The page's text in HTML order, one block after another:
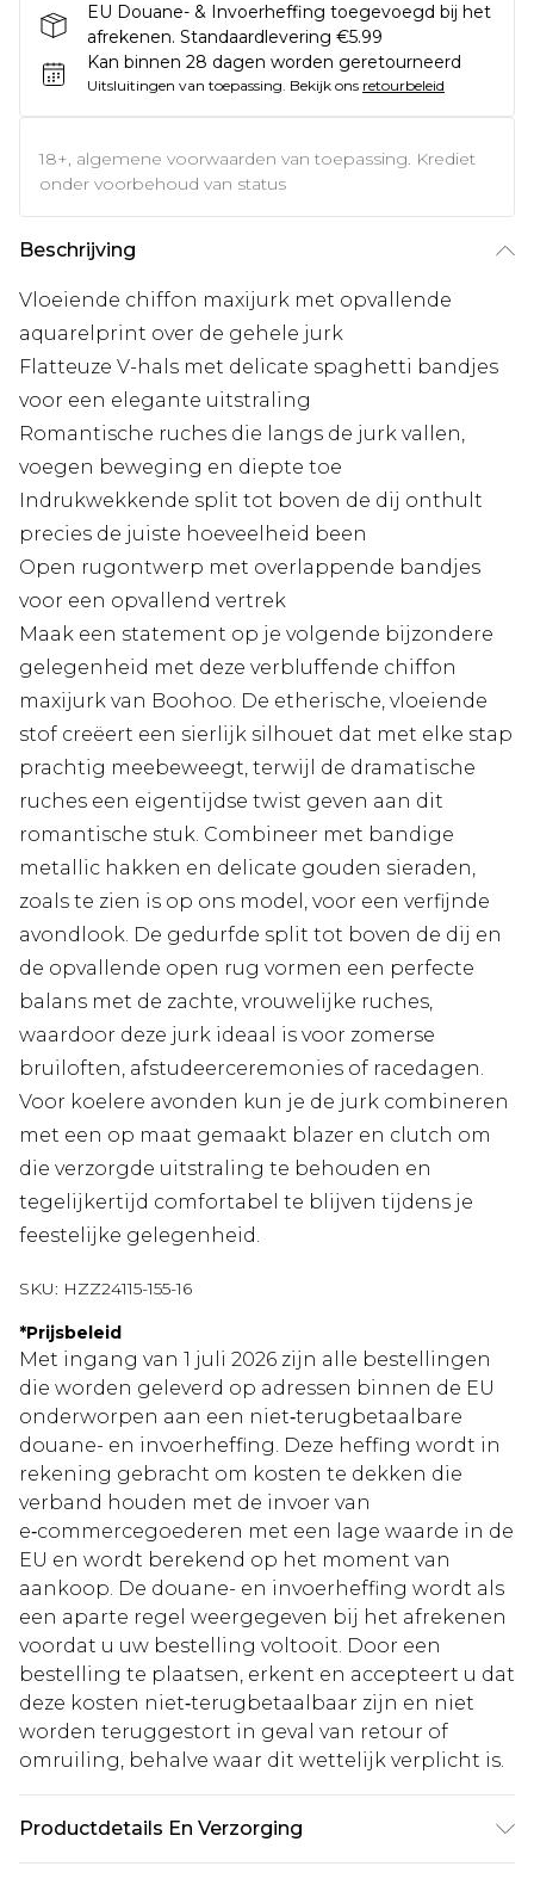
EU Douane- & Invoerheffing toegevoegd bij het
afrekenen. Standaardlevering €5.99
Kan binnen 28 dagen worden geretourneerd
Uitsluitingen van toepassing. Bekijk ons retourbeleid
18+, algemene voorwaarden van toepassing. Krediet
onder voorbehoud van status
Beschrijving
Vloeiende chiffon maxijurk met opvallende
aquarelprint over de gehele jurk
Flatteuze V-hals met delicate spaghetti bandjes
voor een elegante uitstraling
Romantische ruches die langs de jurk vallen,
voegen beweging en diepte toe
Indrukwekkende split tot boven de dij onthult
precies de juiste hoeveelheid been
Open rugontwerp met overlappende bandjes
voor een opvallend vertrek
Maak een statement op je volgende bijzondere
gelegenheid met deze verbluffende chiffon
maxijurk van Boohoo. De etherische, vloeiende
stof creëert een sierlijk silhouet dat met elke stap
prachtig meebeweegt, terwijl de dramatische
ruches een eigentijdse twist geven aan dit
romantische stuk. Combineer met bandige
metallic hakken en delicate gouden sieraden,
zoals te zien is op ons model, voor een verfijnde
avondlook. De gedurfde split tot boven de dij en
de opvallende open rug vormen een perfecte
balans met de zachte, vrouwelijke ruches,
waardoor deze jurk ideaal is voor zomerse
bruiloften, afstudeerceremonies of racedagen.
Voor koelere avonden kun je de jurk combineren
met een op maat gemaakt blazer en clutch om
die verzorgde uitstraling te behouden en
tegelijkertijd comfortabel te blijven tijdens je
feestelijke gelegenheid.
SKU: HZZ24115-155-16
*Prijsbeleid
Met ingang van 1 juli 2026 zijn alle bestellingen
die worden geleverd op adressen binnen de EU
onderworpen aan een niet‑terugbetaalbare
douane- en invoerheffing. Deze heffing wordt in
rekening gebracht om kosten te dekken die
verband houden met de invoer van
e‑commercegoederen met een lage waarde in de
EU en wordt berekend op het moment van
aankoop. De douane- en invoerheffing wordt als
een aparte regel weergegeven bij het afrekenen
voordat u uw bestelling voltooit. Door een
bestelling te plaatsen, erkent en accepteert u dat
deze kosten niet‑terugbetaalbaar zijn en niet
worden teruggestort in geval van retour of
omruiling, behalve waar dit wettelijk verplicht is.
Productdetails En Verzorging